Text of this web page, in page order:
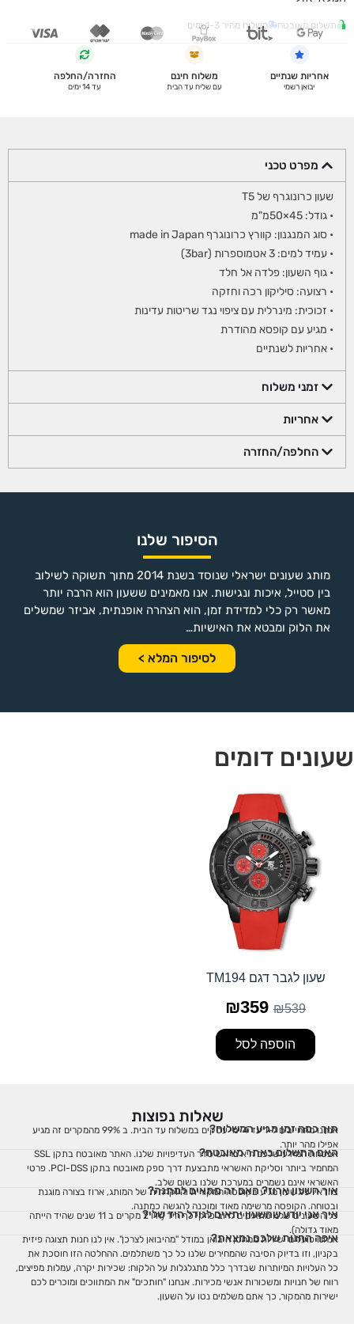
תשלום מאובטח משלוח מהיר 1-3 ימים
אחריות שנתיים
יבואן רשמי
משלוח חינם
עם שליח עד הבית
החזרה/החלפה
עד 14 ימים
מפרט טכני
שעון כרונוגרף של T5
• גודל: 45×50מ"מ
• סוג המנגנון: קוורץ כרונוגרף made in Japan
• עמיד למים: 3 אטמוספרות (3bar)
• גוף השעון: פלדה אל חלד
• רצועה: סיליקון רכה וחזקה
• זכוכית: מינרלית עם ציפוי נגד שריטות עדינות
• מגיע עם קופסא מהודרת
• אחריות לשנתיים
זמני משלוח
אחריות
החלפה/החזרה
הסיפור שלנו
מותג שעונים ישראלי שנוסד בשנת 2014 מתוך תשוקה לשילוב
בין סטייל, איכות ונגישות. אנו מאמינים ששעון הוא הרבה יותר
מאשר רק כלי למדידת זמן, הוא הצהרה אופנתית, אביזר שמשלים
את הלוק ומבטא את האישיות…
לסיפור המלא >
שעונים דומים
שעון לגבר דגם TM194
₪539
₪359
הוספה לסל
שאלות נפוצות
תוך כמה זמן מגיע המשלוח?
אנחנו מתחייבים ל-1 עד 4 ימי עסקים במשלוח עד הבית. ב 99% מהמקרים זה מגיע
אפילו מהר יותר.
האם התשלום באתר מאובטח?
אבטחת המידע שלכם היא בראש סדר העדיפויות שלנו. האתר מאובטח בתקן SSL
המחמיר ביותר וסליקת האשראי מתבצעת דרך ספק מאובטח בתקן PCI-DSS. פרטי
האשראי אינם נשמרים במערכת שלנו בשום שלב.
איך השעון ארוז? האם זה מתאים למתנה?
בוודאי! כל שעון מגיע בקופסה המקורית והיוקרתית של המותג, ארוז בצורה מוגנת
ובטוחה. הקופסה מרשימה מאוד ומוכנה להגשה כמתנה.
איך אני יודע שהשעון יתאים לגודל היד שלי?
כל השעונים שלנו מתאימים לרוב פרקי כף היד (היו 2 מקרים ב 11 שנים שהיד הייתה
מאוד גדולה).
איפה החנות שלכם נמצאת?
אנחנו פועלים ישירות ממחסן היבואן במודל "מהיבואן לצרכן". אין לנו חנות תצוגה פיזית
בקניון, וזו בדיוק הסיבה שהמחירים שלנו כל כך משתלמים. ההחלטה הזו חוסכת את
כל העלויות המיותרות שבדרך כלל מתגלגלות על הלקוח: שכירות יקרה, עמלות מפיצים,
רווח של חנויות ומשכורות אנשי מכירות. אנחנו "חותכים" את המתווכים ומוכרים לכם
ישירות מהמקור, כך אתם משלמים נטו על השעון.